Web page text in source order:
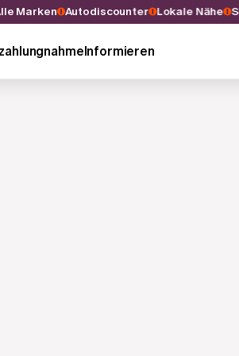
Alle Marken Autodiscounter Lokale Nähe
Informieren